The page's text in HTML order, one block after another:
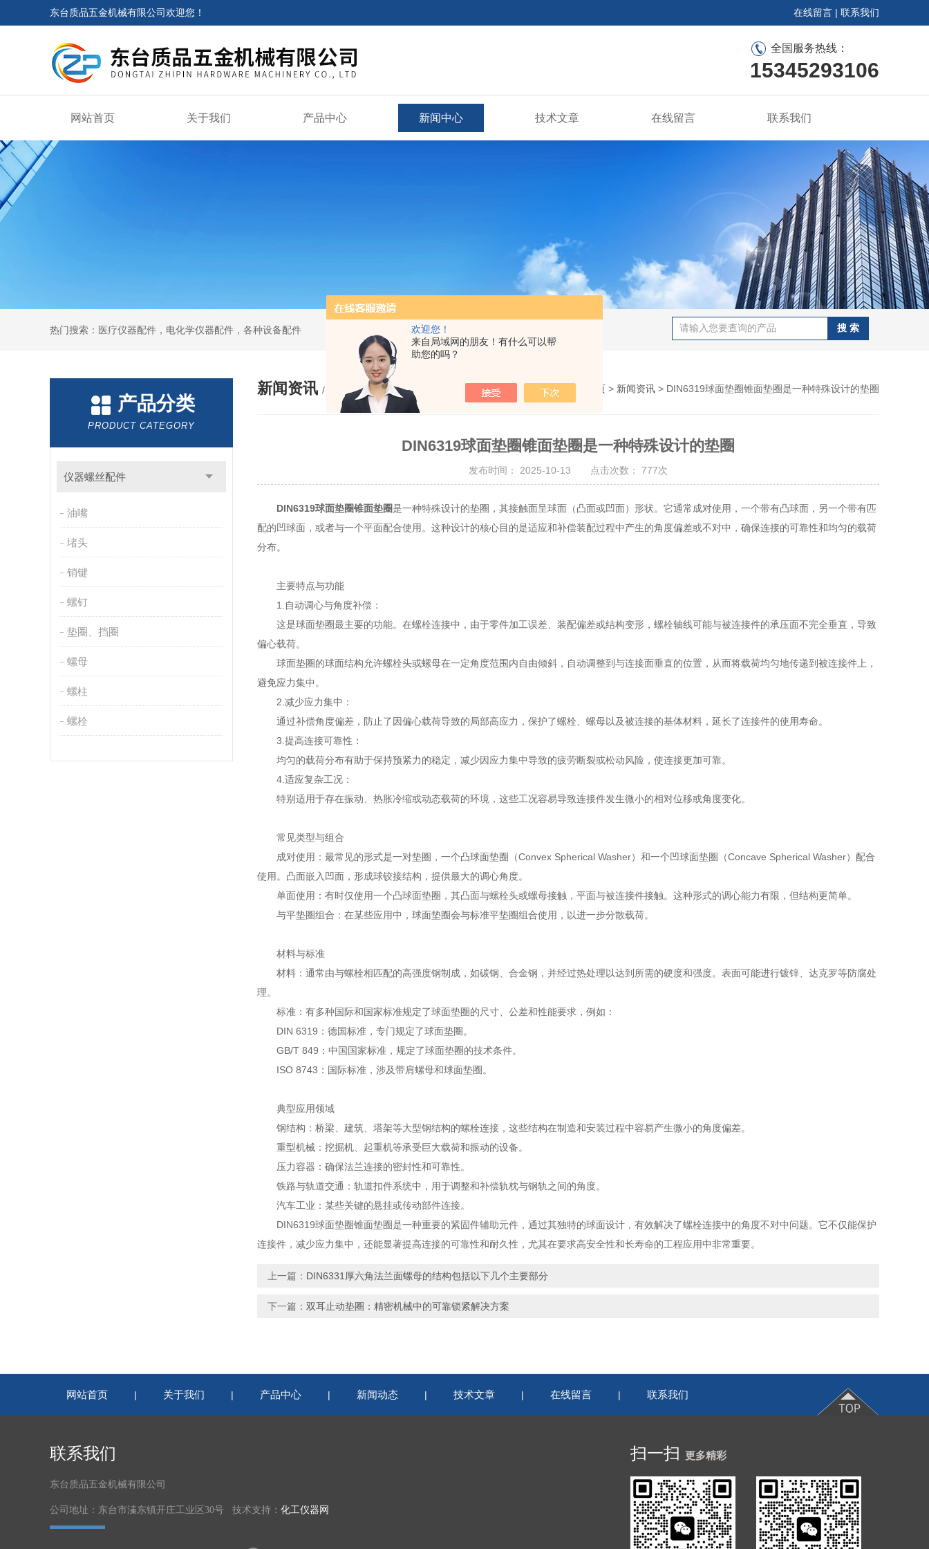
欢迎您！
来自局域网的朋友！有什么可以帮
助您的吗？
东台质品五金机械有限公司欢迎您！ 在线留言 | 联系我们
全国服务热线：
15345293106
网站首页 关于我们 产品中心 新闻中心 技术文章 在线留言 联系我们
热门搜索：医疗仪器配件，电化学仪器配件，各种设备配件
产品分类
PRODUCT CATEGORY
仪器螺丝配件
油嘴
堵头
销键
螺钉
垫圈、挡圈
螺母
螺柱
螺栓
新闻资讯 / NEWS 您的位置： 网站首页 > 新闻资讯 > DIN6319球面垫圈锥面垫圈是一种特殊设计的垫圈
DIN6319球面垫圈锥面垫圈是一种特殊设计的垫圈
发布时间： 2025-10-13 点击次数： 777次
DIN6319球面垫圈锥面垫圈是一种特殊设计的垫圈，其接触面呈球面（凸面或凹面）形状。它通常成对使用，一个带有凸球面，另一个带有匹
配的凹球面，或者与一个平面配合使用。这种设计的核心目的是适应和补偿装配过程中产生的角度偏差或不对中，确保连接的可靠性和均匀的载荷
分布。
主要特点与功能
1.自动调心与角度补偿：
这是球面垫圈最主要的功能。在螺栓连接中，由于零件加工误差、装配偏差或结构变形，螺栓轴线可能与被连接件的承压面不完全垂直，导致
偏心载荷。
球面垫圈的球面结构允许螺栓头或螺母在一定角度范围内自由倾斜，自动调整到与连接面垂直的位置，从而将载荷均匀地传递到被连接件上，
避免应力集中。
2.减少应力集中：
通过补偿角度偏差，防止了因偏心载荷导致的局部高应力，保护了螺栓、螺母以及被连接的基体材料，延长了连接件的使用寿命。
3.提高连接可靠性：
均匀的载荷分布有助于保持预紧力的稳定，减少因应力集中导致的疲劳断裂或松动风险，使连接更加可靠。
4.适应复杂工况：
特别适用于存在振动、热胀冷缩或动态载荷的环境，这些工况容易导致连接件发生微小的相对位移或角度变化。
常见类型与组合
成对使用：最常见的形式是一对垫圈，一个凸球面垫圈（Convex Spherical Washer）和一个凹球面垫圈（Concave Spherical Washer）配合
使用。凸面嵌入凹面，形成球铰接结构，提供最大的调心角度。
单面使用：有时仅使用一个凸球面垫圈，其凸面与螺栓头或螺母接触，平面与被连接件接触。这种形式的调心能力有限，但结构更简单。
与平垫圈组合：在某些应用中，球面垫圈会与标准平垫圈组合使用，以进一步分散载荷。
材料与标准
材料：通常由与螺栓相匹配的高强度钢制成，如碳钢、合金钢，并经过热处理以达到所需的硬度和强度。表面可能进行镀锌、达克罗等防腐处
理。
标准：有多种国际和国家标准规定了球面垫圈的尺寸、公差和性能要求，例如：
DIN 6319：德国标准，专门规定了球面垫圈。
GB/T 849：中国国家标准，规定了球面垫圈的技术条件。
ISO 8743：国际标准，涉及带肩螺母和球面垫圈。
典型应用领域
钢结构：桥梁、建筑、塔架等大型钢结构的螺栓连接，这些结构在制造和安装过程中容易产生微小的角度偏差。
重型机械：挖掘机、起重机等承受巨大载荷和振动的设备。
压力容器：确保法兰连接的密封性和可靠性。
铁路与轨道交通：轨道扣件系统中，用于调整和补偿轨枕与钢轨之间的角度。
汽车工业：某些关键的悬挂或传动部件连接。
DIN6319球面垫圈锥面垫圈是一种重要的紧固件辅助元件，通过其独特的球面设计，有效解决了螺栓连接中的角度不对中问题。它不仅能保护
连接件，减少应力集中，还能显著提高连接的可靠性和耐久性，尤其在要求高安全性和长寿命的工程应用中非常重要。
上一篇： DIN6331厚六角法兰面螺母的结构包括以下几个主要部分
下一篇： 双耳止动垫圈：精密机械中的可靠锁紧解决方案
网站首页 | 关于我们 | 产品中心 | 新闻动态 | 技术文章 | 在线留言 | 联系我们
联系我们
东台质品五金机械有限公司
公司地址：东台市溱东镇开庄工业区30号 技术支持： 化工仪器网
扫一扫 更多精彩